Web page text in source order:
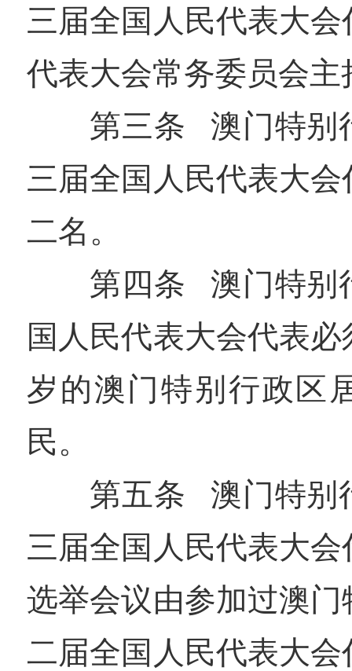
三届全国人民代表大
代表大会常务委员会主
第三条 澳门特别
三届全国人民代表大
二名。
第四条 澳门特别
国人民代表大会代表
岁的澳门特别行政区
民。
第五条 澳门特别
三届全国人民代表大
选举会议由参加过澳
二届全国人民代表大